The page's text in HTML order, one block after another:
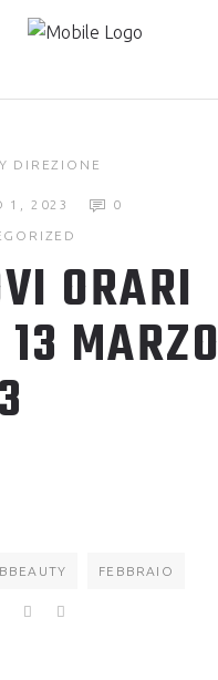
DIREZIONE
1, 2023 0
ORARI
MARZO
BBEAUTY FEBBRAIO